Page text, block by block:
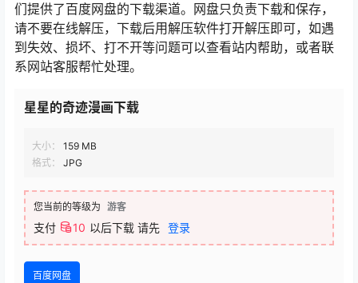
们提供了百度网盘的下载渠道。网盘只负责下载和保存，
请不要在线解压，下载后用解压软件打开解压即可，如遇
到失效、损坏、打不开等问题可以查看站内帮助，或者联
系网站客服帮忙处理。
星星的奇迹漫画下载
大小：
159 MB
格式：
JPG
您当前的等级为 游客
支付 10 以后下载 请先 登录
百度网盘